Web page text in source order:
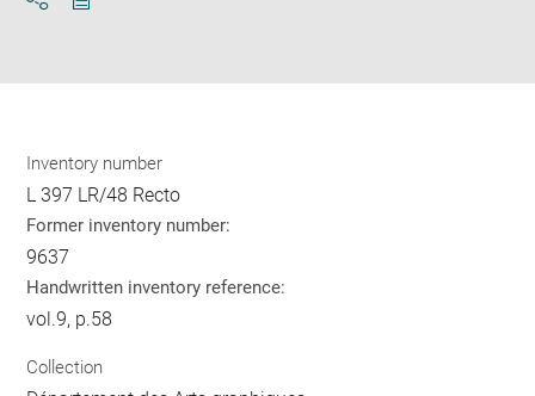
Inventory number
L 397 LR/48 Recto
Former inventory number:
9637
Handwritten inventory reference:
vol.9, p.58
Collection